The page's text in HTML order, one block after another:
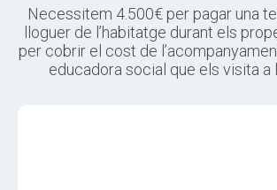
Necessitem 4.500€ per pagar una
lloguer de l’habitatge durant els
per cobrir el cost de
educadora social que els visita a